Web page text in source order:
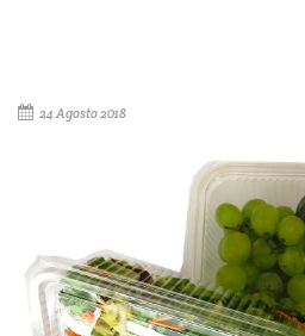
24 Agosto 2018